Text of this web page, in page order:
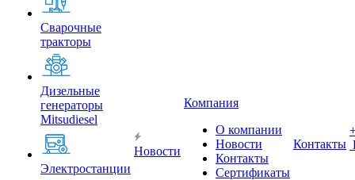
Сварочные
тракторы
Дизельные
генераторы
Mitsudiesel
Электростанции
Новости
Компания
О компании
Новости
Контакты
Сертификаты
Контакты